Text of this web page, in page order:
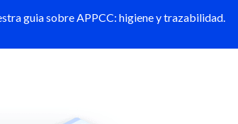
guia sobre APPCC: higiene y trazabilidad.